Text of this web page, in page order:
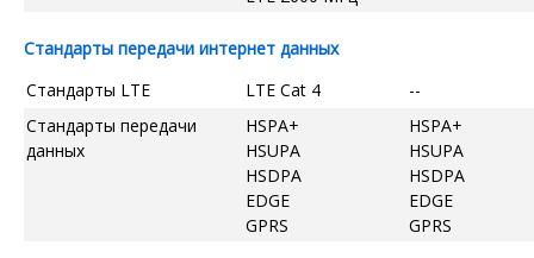
Стандарты передачи интернет данных
Стандарты LTE
LTE Cat 4
--
Стандарты передачи
данных
HSPA+
HSUPA
HSDPA
EDGE
GPRS
HSPA+
HSUPA
HSDPA
EDGE
GPRS